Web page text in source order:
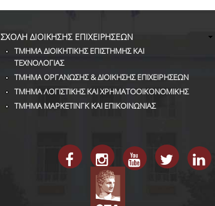
ΣΧΟΛΗ ΔΙΟΙΚΗΣΗΣ ΕΠΙΧΕΙΡΗΣΕΩΝ
ΤΜΗΜΑ ΔΙΟΙΚΗΤΙΚΗΣ ΕΠΙΣΤΗΜΗΣ ΚΑΙ
ΤΕΧΝΟΛΟΓΙΑΣ
ΤΜΗΜΑ ΟΡΓΑΝΩΣΗΣ & ΔΙΟΙΚΗΣΗΣ ΕΠΙΧΕΙΡΗΣΕΩΝ
ΤΜΗΜΑ ΛΟΓΙΣΤΙΚΗΣ ΚΑΙ ΧΡΗΜΑΤΟΟΙΚΟΝΟΜΙΚΗΣ
ΤΜΗΜΑ ΜΑΡΚΕΤΙΝΓΚ ΚΑΙ ΕΠΙΚΟΙΝΩΝΙΑΣ